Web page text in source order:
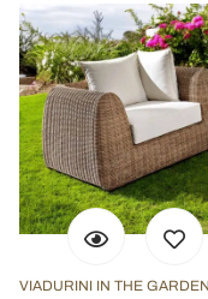
pubblicità e social
con altre
raccolto dal suo
VIADURINI IN THE GARDEN